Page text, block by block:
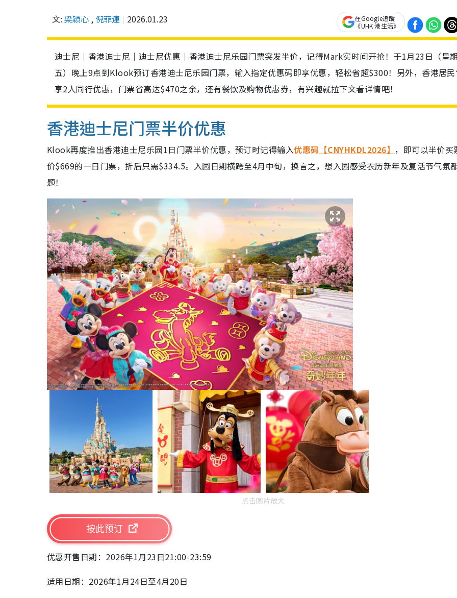
文: 梁穎心 , 倪菲連 2026.01.23
在Google追蹤
《UHK 港生活》
迪士尼｜香港迪士尼｜迪士尼优惠｜香港迪士尼乐园门票突发半价，记得Mark实时间开抢！于1月23日（星
五）晚上9点到Klook预订香港迪士尼乐园门票，输入指定优惠码即享优惠，轻松省超$300！另外，香港居
享2人同行优惠，门票省高达$470之余，还有餐饮及购物优惠券，有兴趣就拉下文看详情吧！
香港迪士尼门票半价优惠
Klook再度推出香港迪士尼乐园1日门票半价优惠，预订时记得输入优惠码 【CNYHKDL2026】 ，即可以半价买
价$669的一日门票，折后只需$334.5。入园日期横跨至4月中旬，换言之，想入园感受农历新年及复活节气氛
题！
点击图片放大
按此预订
优惠开售日期： 2026年1月23日21:00-23:59
适用日期： 2026年1月24日至4月20日